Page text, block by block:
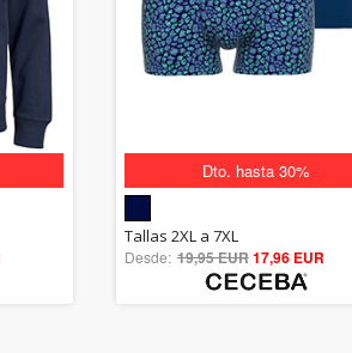
Dto. hasta 30%
5.00
out of 5
Tallas 2XL a 7XL
Desde: 19,95 EUR17,96 EUR